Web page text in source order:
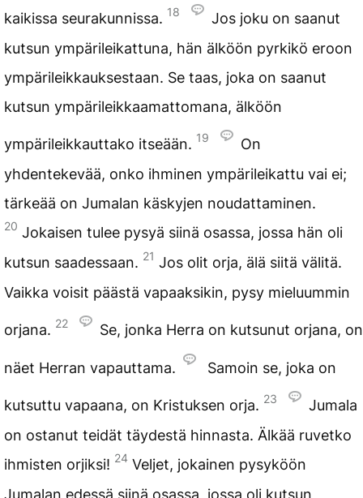
kaikissa seurakunnissa. 18
Jos joku on saanut
kutsun ympärileikattuna, hän älköön pyrkikö eroon
ympärileikkauksestaan. Se taas, joka on saanut
kutsun ympärileikkaamattomana, älköön
ympärileikkauttako itseään. 19
On
yhdentekevää, onko ihminen ympärileikattu vai ei;
tärkeää on Jumalan käskyjen noudattaminen.
20 Jokaisen tulee pysyä siinä osassa, jossa hän oli
kutsun saadessaan. 21 Jos olit orja, älä siitä välitä.
Vaikka voisit päästä vapaaksikin, pysy mieluummin
orjana. 22 Se, jonka Herra on kutsunut orjana, on
näet Herran vapauttama. Samoin se, joka on
kutsuttu vapaana, on Kristuksen orja. 23
Jumala
on ostanut teidät täydestä hinnasta. Älkää ruvetko
ihmisten orjiksi! 24 Veljet, jokainen pysyköön
Jumalan edessä siinä osassa, jossa oli kutsun